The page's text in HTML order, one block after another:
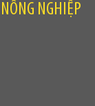
NGHIỆP